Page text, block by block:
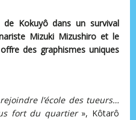
Kokuyô dans un survival
Mizuki Mizushiro et le
des graphismes uniques
l’école des tueurs…
fort du quartier», Kôtarô